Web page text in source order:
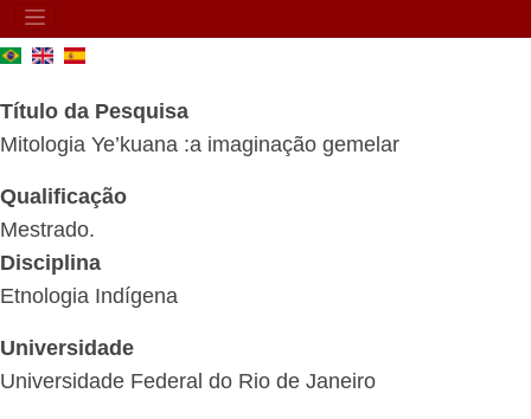
MAIN
NAVIGATION
Título da Pesquisa
Mitologia Ye’kuana :a imaginação gemelar
Qualificação
Mestrado.
Disciplina
Etnologia Indígena
Universidade
Universidade Federal do Rio de Janeiro